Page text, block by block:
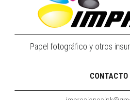
Papel fotográfico y otros
CONTACTO